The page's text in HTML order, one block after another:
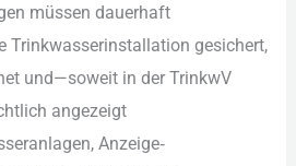
m‬üssen dauerhaft
Trinkwasserinstallation gesichert,
und—soweit i‬n d‬er TrinkwV
angezeigt
Anzeige‑